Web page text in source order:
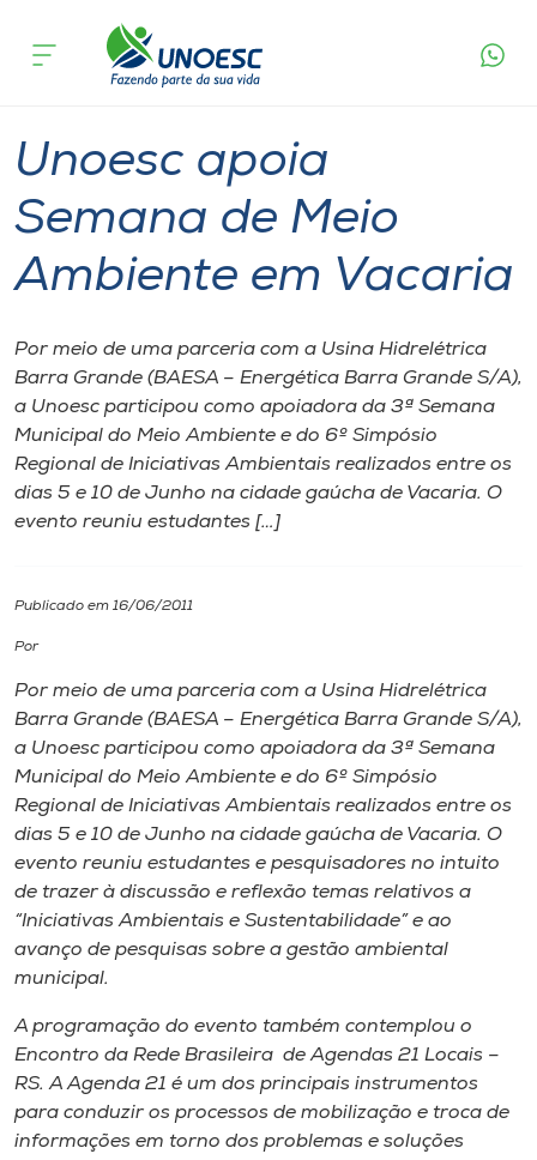
Cursos
Pesquisa
Atendimento ao Estudante
Portal de Ensino
A
Unoesc
Internacionalização
Cultura
CPA
Biblioteca
Editora
Rádio
Museu
acontece
Unoesc apoia
Semana de Meio
Ambiente em Vacaria
Por meio de uma parceria com a Usina Hidrelétrica
Barra Grande (BAESA – Energética Barra Grande S/A),
a Unoesc participou como apoiadora da 3ª Semana
Municipal do Meio Ambiente e do 6º Simpósio
Regional de Iniciativas Ambientais realizados entre os
dias 5 e 10 de Junho na cidade gaúcha de Vacaria. O
evento reuniu estudantes […]
Publicado em 16/06/2011
Por
Por meio de uma parceria com a Usina Hidrelétrica
Barra Grande (BAESA – Energética Barra Grande S/A),
a Unoesc participou como apoiadora da 3ª Semana
Municipal do Meio Ambiente e do 6º Simpósio
Regional de Iniciativas Ambientais realizados entre os
dias 5 e 10 de Junho na cidade gaúcha de Vacaria. O
evento reuniu estudantes e pesquisadores no intuito
de trazer à discussão e reflexão temas relativos a
“Iniciativas Ambientais e Sustentabilidade” e ao
avanço de pesquisas sobre a gestão ambiental
municipal.
A programação do evento também contemplou o
Encontro da Rede Brasileira de Agendas 21 Locais –
RS. A Agenda 21 é um dos principais instrumentos
para conduzir os processos de mobilização e troca de
informações em torno dos problemas e soluções